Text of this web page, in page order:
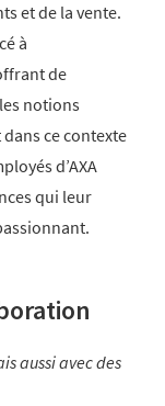
et de la vente.
à
de
notions
dans ce contexte
d’AXA
qui leur
aussi avec des